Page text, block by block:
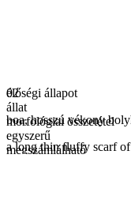
élőségi állapot
állat
morfológiai összetétel
egyszerű
megszámlálható
02
boa,hosszú vékony
a long thin fluffy scarf